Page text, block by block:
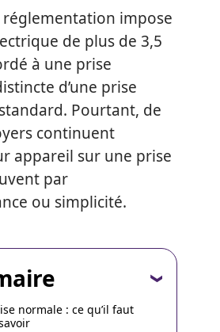
réglementation impose
de plus de 3,5
à une prise
d’une prise
Pourtant, de
continuent
appareil sur une prise
par
ou simplicité.
normale : ce qu’il faut